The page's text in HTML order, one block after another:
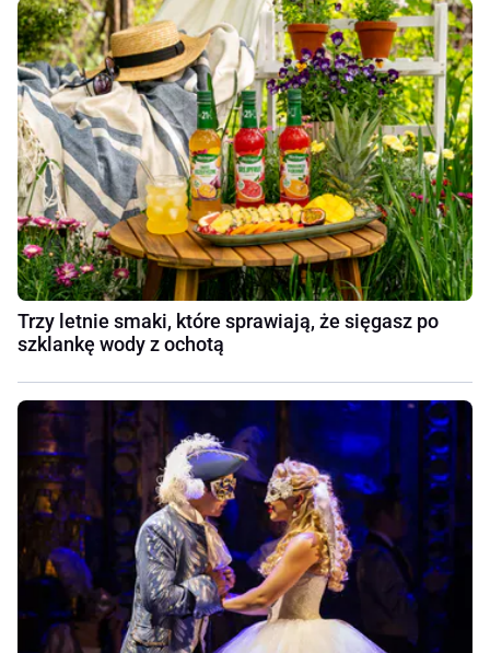
Trzy letnie smaki, które sprawiają, że sięgasz po
szklankę wody z ochotą